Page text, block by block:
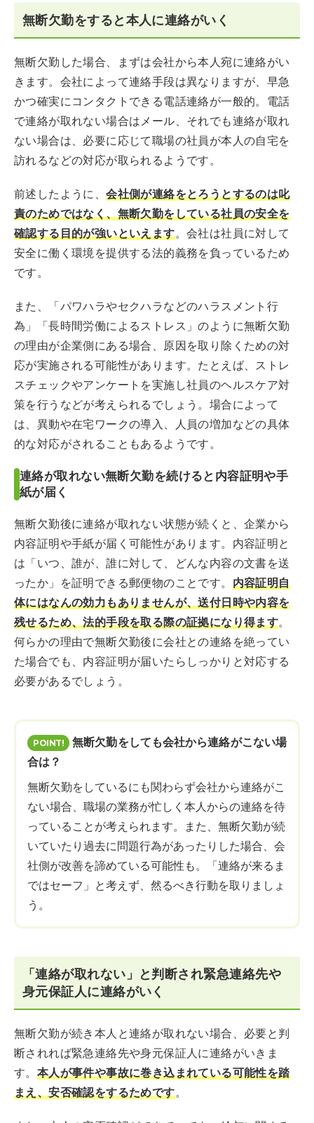
無断欠勤をすると本人に連絡がいく
無断欠勤した場合、まずは会社から本人宛に連絡がい
きます。会社によって連絡手段は異なりますが、早急
かつ確実にコンタクトできる電話連絡が一般的。電話
で連絡が取れない場合はメール、それでも連絡が取れ
ない場合は、必要に応じて職場の社員が本人の自宅を
訪れるなどの対応が取られるようです。
前述したように、会社側が連絡をとろうとするのは叱
責のためではなく、無断欠勤をしている社員の安全を
確認する目的が強いといえます。会社は社員に対して
安全に働く環境を提供する法的義務を負っているため
です。
また、「パワハラやセクハラなどのハラスメント行
為」「長時間労働によるストレス」のように無断欠勤
の理由が企業側にある場合、原因を取り除くための対
応が実施される可能性があります。たとえば、ストレ
スチェックやアンケートを実施し社員のヘルスケア対
策を行うなどが考えられるでしょう。場合によって
は、異動や在宅ワークの導入、人員の増加などの具体
的な対応がされることもあるようです。
連絡が取れない無断欠勤を続けると内容証明や手
紙が届く
無断欠勤後に連絡が取れない状態が続くと、企業から
内容証明や手紙が届く可能性があります。内容証明と
は「いつ、誰が、誰に対して、どんな内容の文書を送
ったか」を証明できる郵便物のことです。 内容証明自
体にはなんの効力もありませんが、送付日時や内容を
残せるため、法的手段を取る際の証拠になり得ます。
何らかの理由で無断欠勤後に会社との連絡を絶ってい
た場合でも、内容証明が届いたらしっかりと対応する
必要があるでしょう。
無断欠勤をしても会社から連絡がこない場
合は？
無断欠勤をしているにも関わらず会社から連絡がこ
ない場合、職場の業務が忙しく本人からの連絡を待
っていることが考えられます。また、無断欠勤が続
いていたり過去に問題行為があったりした場合、会
社側が改善を諦めている可能性も。「連絡が来るま
ではセーフ」と考えず、然るべき行動を取りましょ
う。
「連絡が取れない」と判断され緊急連絡先や
身元保証人に連絡がいく
無断欠勤が続き本人と連絡が取れない場合、必要と判
断されれば緊急連絡先や身元保証人に連絡がいきま
す。 本人が事件や事故に巻き込まれている可能性を踏
まえ、安否確認をするためです。